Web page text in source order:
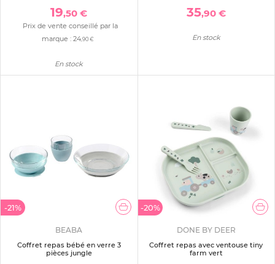
19,50 €
Prix de vente conseillé par la
marque : 24,90 €
En stock
35,90 €
En stock
-21%
BEABA
Coffret repas bébé en verre 3
pièces jungle
-20%
DONE BY DEER
Coffret repas avec ventouse tiny
farm vert